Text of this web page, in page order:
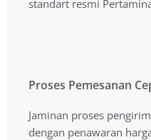
standart resmi
Proses Pemesanan
Jaminan proses
dengan penawaran
Proses Pemesanan
Jaminan proses
dengan penawaran